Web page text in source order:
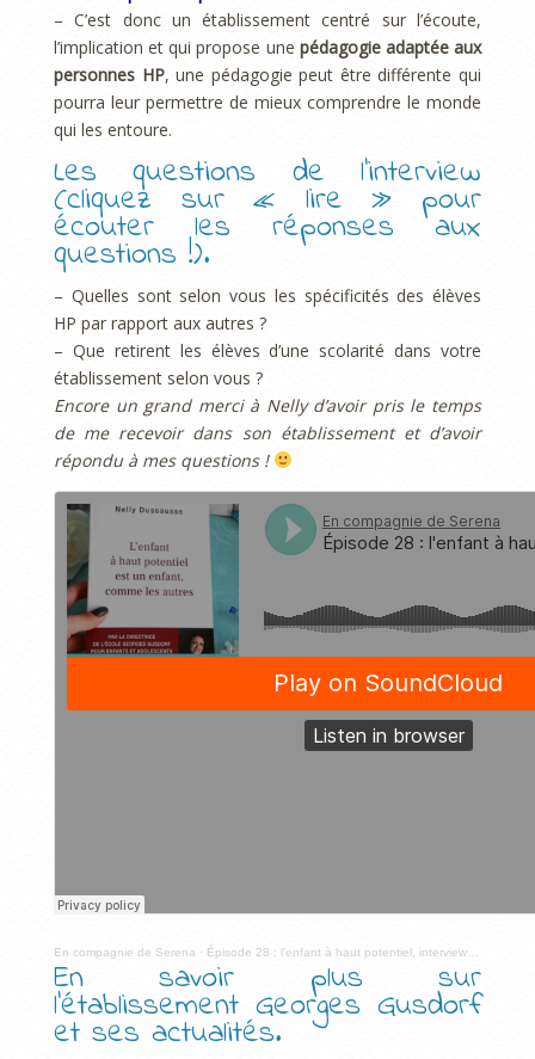
– C’est donc un établissement centré sur l’écoute,
l’implication et qui propose une pédagogie adaptée aux
personnes HP, une pédagogie peut être différente qui
pourra leur permettre de mieux comprendre le monde
qui les entoure.
Les questions de l’interview
(cliquez sur « lire » pour
écouter les réponses aux
questions !).
– Quelles sont selon vous les spécificités des élèves
HP par rapport aux autres ?
– Que retirent les élèves d’une scolarité dans votre
établissement selon vous ?
Encore un grand merci à Nelly d’avoir pris le temps
de me recevoir dans son établissement et d’avoir
répondu à mes questions !
En compagnie de Serena · Épisode 28 : l’enfant à haut potentiel, interview avec Nelly Dussausse
En savoir plus sur
l’établissement Georges Gusdorf
et ses actualités.